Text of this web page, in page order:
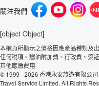
關注我們
[object Object]
本網頁所顯示之價格因應產品種類及
任何稅項、燃油附加費、行政費、簽
其他應繳費用
© 1999 - 2026 香港永安旅遊有限公
Travel Service Limited. All Rights